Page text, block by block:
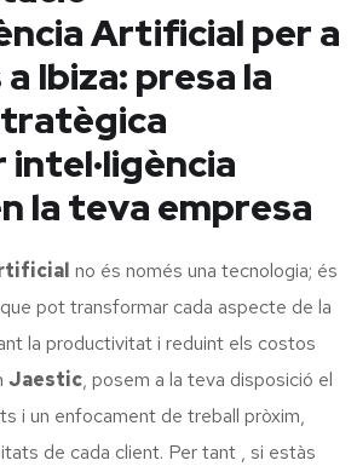
Artificial per a
Ibiza: presa la
la teva empresa
no és només una tecnologia; és
pot transformar cada aspecte de la
la productivitat i reduint els costos
Jaestic, posem a la teva disposició el
i un enfocament de treball pròxim,
de cada client. Per tant , si estàs